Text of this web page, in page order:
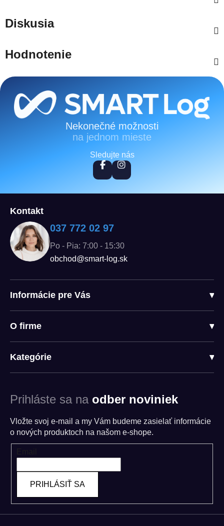
Diskusia
Hodnotenie
Zápätie
Nekonečné možnosti
na jednom mieste
Sledujte nás
Kontakt
037 772 02 97
Po - Pia: 7:00 - 15:30
obchod@smart-log.sk
Informácie pre Vás ▾
O firme ▾
Kategórie ▾
Prihláste sa na odber noviniek
Vložte svoj e-mail a my Vám budeme zasielať informácie
o nových produktoch na našom e-shope.
PRIHLÁSIŤ SA